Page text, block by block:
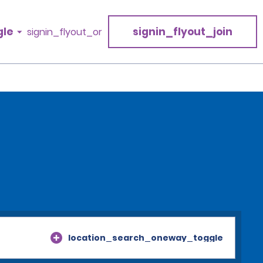
signin_flyout_or signin_flyout_join
location_search_oneway_toggle